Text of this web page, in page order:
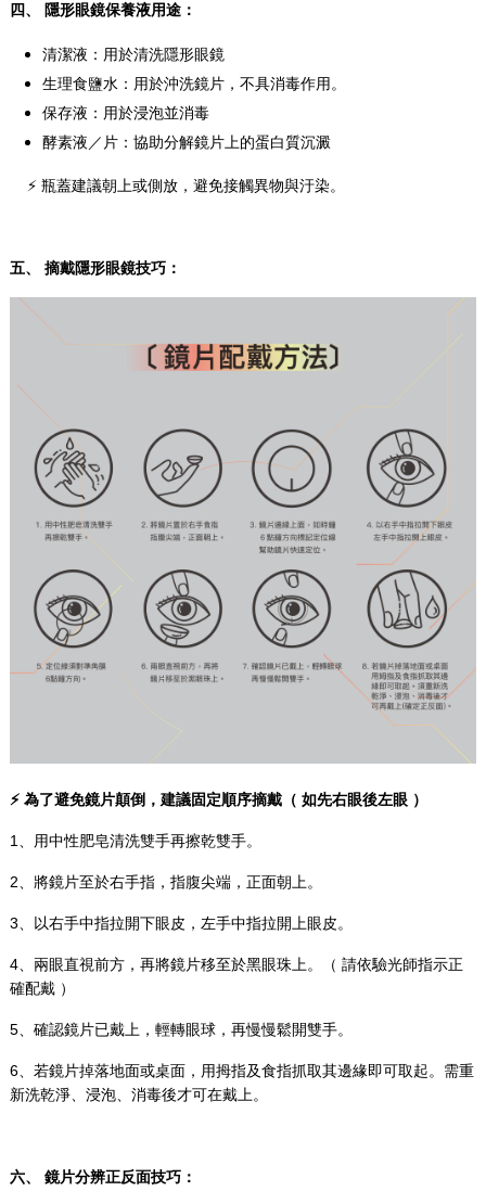
四、 隱形眼鏡保養液用途：
清潔液：用於清洗隱形眼鏡
生理食鹽水：用於沖洗鏡片，不具消毒作用。
保存液：用於浸泡並消毒
酵素液／片：協助分解鏡片上的蛋白質沉澱
⚡ 瓶蓋建議朝上或側放，避免接觸異物與汙染。
五、 摘戴隱形眼鏡技巧：
⚡ 為了避免鏡片顛倒，建議固定順序摘戴（ 如先右眼後左眼 ）
1、用中性肥皂清洗雙手再擦乾雙手。
2、將鏡片至於右手指，指腹尖端，正面朝上。
3、以右手中指拉開下眼皮，左手中指拉開上眼皮。
4、兩眼直視前方，再將鏡片移至於黑眼珠上。（ 請依驗光師指示正
確配戴 ）
5、確認鏡片已戴上，輕轉眼球，再慢慢鬆開雙手。
6、若鏡片掉落地面或桌面，用拇指及食指抓取其邊緣即可取起。需重
新洗乾淨、浸泡、消毒後才可在戴上。
六、 鏡片分辨正反面技巧：